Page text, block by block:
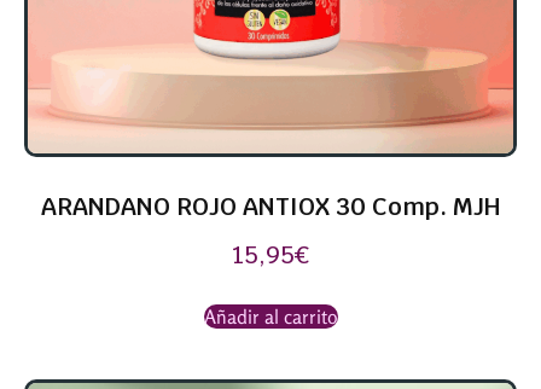
ARANDANO ROJO ANTIOX 30 Comp. MJH
15,95€
Añadir al carrito